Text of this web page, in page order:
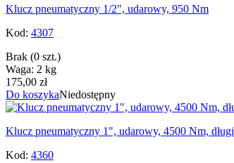
Klucz pneumatyczny 1/2", udarowy, 950 Nm
Kod: 4307
Brak (0 szt.)
Waga: 2 kg
175,00 zł
Do koszykaNiedostępny
Klucz pneumatyczny 1", udarowy, 4500 Nm, długi
Kod: 4360